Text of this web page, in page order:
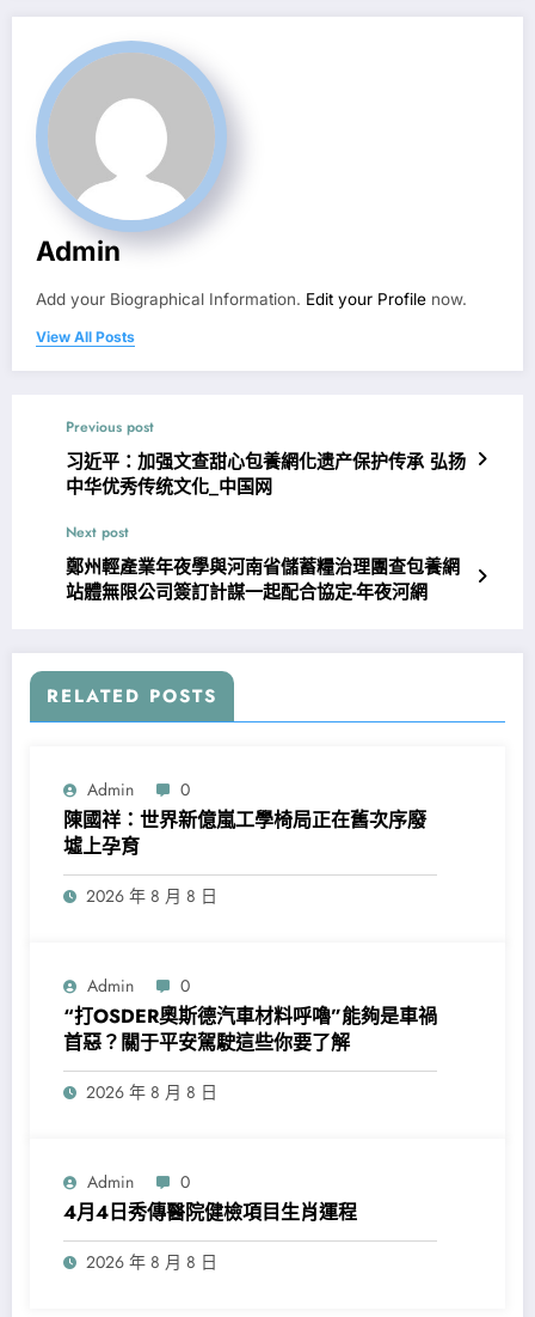
Admin
Add your Biographical Information. Edit your Profile now.
View All Posts
Previous post
习近平：加强文查甜心包養網化遗产保护传承 弘扬
中华优秀传统文化_中国网
Next post
鄭州輕產業年夜學與河南省儲蓄糧治理團查包養網
站體無限公司簽訂計謀一起配合協定-年夜河網
RELATED POSTS
Admin 0
陳國祥：世界新億嵐工學椅局正在舊次序廢
墟上孕育
2026 年 8 月 8 日
Admin 0
“打OSDER奧斯德汽車材料呼嚕”能夠是車禍
首惡？關于平安駕駛這些你要了解
2026 年 8 月 8 日
Admin 0
4月4日秀傳醫院健檢項目生肖運程
2026 年 8 月 8 日